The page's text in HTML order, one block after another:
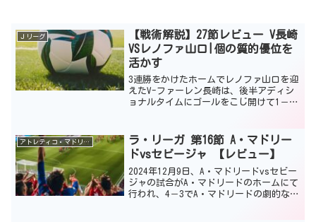
Ｊリーグ
【戦術解説】27節レビュー V長崎
VSレノファ山口|個の質的優位を
活かす
3連勝をかけたホームでレノファ山口を迎
えたV-ファーレン長崎は、後半アディシ
ョナルタイムにゴールをこじ開けて1－0
か」と思ったはずだ。今回は、決定機が
少なく引き分けに終わ...
アトレティコ・マドリード
ラ・リーガ 第16節 A・マドリー
ドvsセビージャ 【レビュー】
2024年12月9日、A・マドリードvsセビー
ジャの試合がA・マドリードのホームにて
行われ、4－3でA・マドリードの劇的な逆